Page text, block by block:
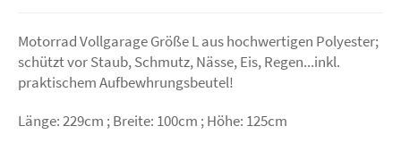
Motorrad Vollgarage Größe L aus hochwertigen Polyester;
schützt vor Staub, Schmutz, Nässe, Eis, Regen...inkl.
praktischem Aufbewhrungsbeutel!
Länge: 229cm ; Breite: 100cm ; Höhe: 125cm